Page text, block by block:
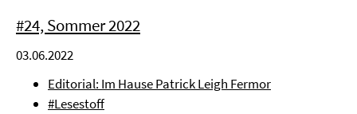
#24, Sommer 2022
03.06.2022
Editorial: Im Hause Patrick Leigh Fermor
#Lesestoff